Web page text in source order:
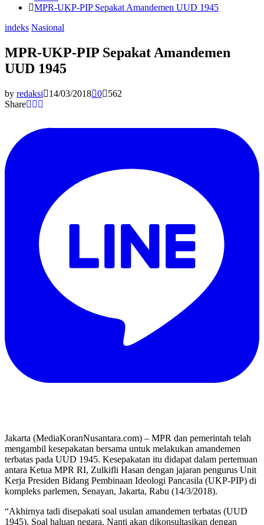
MPR-UKP-PIP Sepakat Amandemen UUD 1945
indeks Nasional
MPR-UKP-PIP Sepakat Amandemen
UUD 1945
by redaksi 14/03/2018 0
562
Share
Jakarta (MediaKoranNusantara.com) – MPR dan pemerintah telah
mengambil kesepakatan bersama untuk melakukan amandemen
terbatas pada UUD 1945. Kesepakatan itu didapat dalam pertemuan
antara Ketua MPR RI, Zulkifli Hasan dengan jajaran pengurus Unit
Kerja Presiden Bidang Pembinaan Ideologi Pancasila (UKP-PIP) di
kompleks parlemen, Senayan, Jakarta, Rabu (14/3/2018).
“Akhirnya tadi disepakati soal usulan amandemen terbatas (UUD
1945). Soal haluan negara. Nanti akan dikonsultasikan dengan